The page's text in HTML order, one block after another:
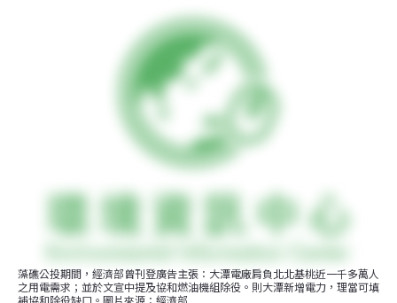
藻礁公投期間，經濟部曾刊登廣告主張：大潭電廠肩負北北基桃近一千多萬人
之用電需求；並於文宣中提及協和燃油機組除役。則大潭新增電力，理當可填
補協和除役缺口。圖片來源：經濟部